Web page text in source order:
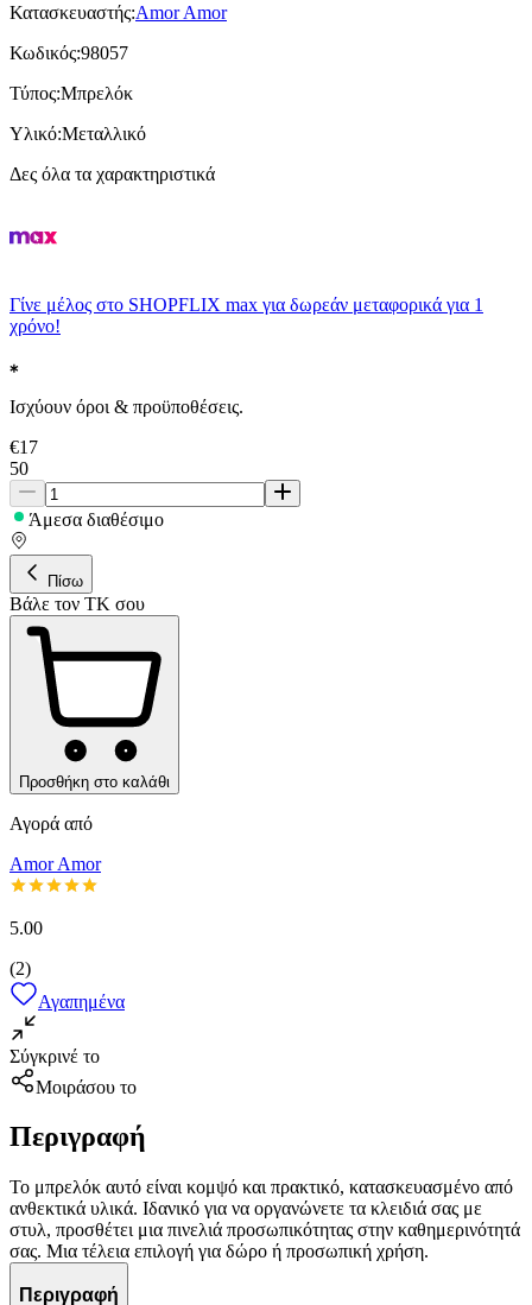
Κατασκευαστής:Amor Amor
Κωδικός:98057
Τύπος:Μπρελόκ
Υλικό:Μεταλλικό
Δες όλα τα χαρακτηριστικά
Γίνε μέλος στο SHOPFLIX max για δωρεάν μεταφορικά για 1
χρόνο!
Ισχύουν όροι & προϋποθέσεις.
€17
50
Άμεσα διαθέσιμο
Πίσω
Βάλε τον ΤΚ σου
Προσθήκη στο καλάθι
Αγορά από
Amor Amor
5.00
(2)
Αγαπημένα
Σύγκρινέ το
Μοιράσου το
Περιγραφή
Το μπρελόκ αυτό είναι κομψό και πρακτικό, κατασκευασμένο από
ανθεκτικά υλικά. Ιδανικό για να οργανώνετε τα κλειδιά σας με
στυλ, προσθέτει μια πινελιά προσωπικότητας στην καθημερινότητά
σας. Μια τέλεια επιλογή για δώρο ή προσωπική χρήση.
Περιγραφή